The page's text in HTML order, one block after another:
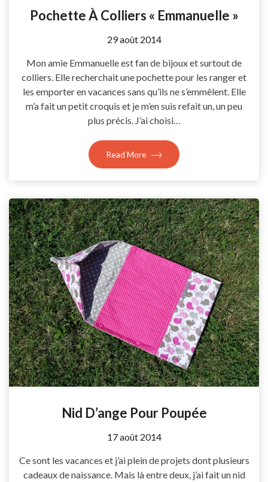
Pochette À Colliers « Emmanuelle »
by
29 août 2014
Mon amie Emmanuelle est fan de bijoux et surtout de
colliers. Elle recherchait une pochette pour les ranger et
les emporter en vacances sans qu’ils ne s’emmêlent. Elle
m’a fait un petit croquis et je m’en suis refait un, un peu
plus précis. J’ai choisi…
Read More
Nid D’ange Pour Poupée
by
17 août 2014
Ce sont les vacances et j’ai plein de projets dont plusieurs
cadeaux de naissance. Mais là entre deux, j’ai fait un nid